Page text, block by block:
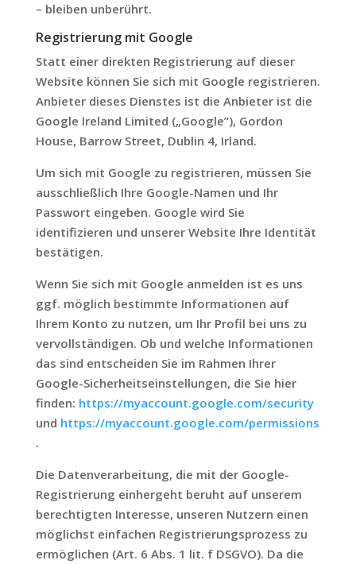
– bleiben unberührt.
Registrierung mit Google
Statt einer direkten Registrierung auf dieser
Website können Sie sich mit Google registrieren.
Anbieter dieses Dienstes ist die Anbieter ist die
Google Ireland Limited („Google”), Gordon
House, Barrow Street, Dublin 4, Irland.
Um sich mit Google zu registrieren, müssen Sie
ausschließlich Ihre Google-Namen und Ihr
Passwort eingeben. Google wird Sie
identifizieren und unserer Website Ihre Identität
bestätigen.
Wenn Sie sich mit Google anmelden ist es uns
ggf. möglich bestimmte Informationen auf
Ihrem Konto zu nutzen, um Ihr Profil bei uns zu
vervollständigen. Ob und welche Informationen
das sind entscheiden Sie im Rahmen Ihrer
Google-Sicherheitseinstellungen, die Sie hier
finden: https://myaccount.google.com/security
und https://myaccount.google.com/permissions
.
Die Datenverarbeitung, die mit der Google-
Registrierung einhergeht beruht auf unserem
berechtigten Interesse, unseren Nutzern einen
möglichst einfachen Registrierungsprozess zu
ermöglichen (Art. 6 Abs. 1 lit. f DSGVO). Da die